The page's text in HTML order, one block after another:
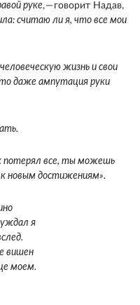
руке, — говорит Надав,
считаю ли я, что все мои
жизнь и свои
то даже ампутация руки
потерял все, ты можешь
к новым достижениям».
я
вишен
моем.